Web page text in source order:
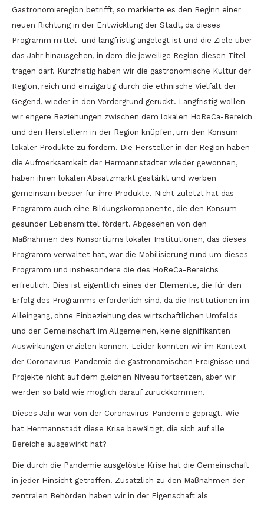
Gastronomieregion betrifft, so markierte es den Beginn einer
neuen Richtung in der Entwicklung der Stadt, da dieses
Programm mittel- und langfristig angelegt ist und die Ziele über
das Jahr hinausgehen, in dem die jeweilige Region diesen Titel
tragen darf. Kurzfristig haben wir die gastronomische Kultur der
Region, reich und einzigartig durch die ethnische Vielfalt der
Gegend, wieder in den Vordergrund gerückt. Langfristig wollen
wir engere Beziehungen zwischen dem lokalen HoReCa-Bereich
und den Herstellern in der Region knüpfen, um den Konsum
lokaler Produkte zu fördern. Die Hersteller in der Region haben
die Aufmerksamkeit der Hermannstädter wieder gewonnen,
haben ihren lokalen Absatzmarkt gestärkt und werben
gemeinsam besser für ihre Produkte. Nicht zuletzt hat das
Programm auch eine Bildungskomponente, die den Konsum
gesunder Lebensmittel fördert. Abgesehen von den
Maßnahmen des Konsortiums lokaler Institutionen, das dieses
Programm verwaltet hat, war die Mobilisierung rund um dieses
Programm und insbesondere die des HoReCa-Bereichs
erfreulich. Dies ist eigentlich eines der Elemente, die für den
Erfolg des Programms erforderlich sind, da die Institutionen im
Alleingang, ohne Einbeziehung des wirtschaftlichen Umfelds
und der Gemeinschaft im Allgemeinen, keine signifikanten
Auswirkungen erzielen können. Leider konnten wir im Kontext
der Coronavirus-Pandemie die gastronomischen Ereignisse und
Projekte nicht auf dem gleichen Niveau fortsetzen, aber wir
werden so bald wie möglich darauf zurückkommen.
Dieses Jahr war von der Coronavirus-Pandemie geprägt. Wie
hat Hermannstadt diese Krise bewältigt, die sich auf alle
Bereiche ausgewirkt hat?
Die durch die Pandemie ausgelöste Krise hat die Gemeinschaft
in jeder Hinsicht getroffen. Zusätzlich zu den Maßnahmen der
zentralen Behörden haben wir in der Eigenschaft als